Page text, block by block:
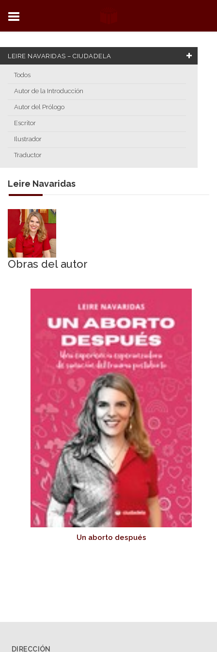
LEIRE NAVARIDAS – CIUDADELA
Todos
Autor de la Introducción
Autor del Prólogo
Escritor
Ilustrador
Traductor
Leire Navaridas
Obras del autor
Un aborto después
DIRECCIÓN